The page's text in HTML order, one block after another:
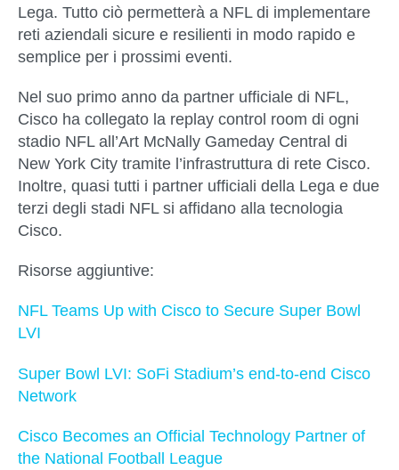
Lega. Tutto ciò permetterà a NFL di implementare
reti aziendali sicure e resilienti in modo rapido e
semplice per i prossimi eventi.
Nel suo primo anno da partner ufficiale di NFL,
Cisco ha collegato la replay control room di ogni
stadio NFL all’Art McNally Gameday Central di
New York City tramite l’infrastruttura di rete Cisco.
Inoltre, quasi tutti i partner ufficiali della Lega e due
terzi degli stadi NFL si affidano alla tecnologia
Cisco.
Risorse aggiuntive:
NFL Teams Up with Cisco to Secure Super Bowl
LVI
Super Bowl LVI: SoFi Stadium’s end-to-end Cisco
Network
Cisco Becomes an Official Technology Partner of
the National Football League